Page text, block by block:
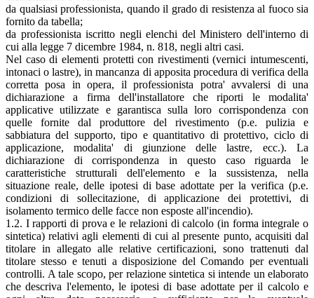
da qualsiasi professionista, quando il grado di resistenza al fuoco sia
fornito da tabella;
da professionista iscritto negli elenchi del Ministero dell'interno di
cui alla legge 7 dicembre 1984, n. 818, negli altri casi.
Nel caso di elementi protetti con rivestimenti (vernici intumescenti,
intonaci o lastre), in mancanza di apposita procedura di verifica della
corretta posa in opera, il professionista potra' avvalersi di una
dichiarazione a firma dell'installatore che riporti le modalita'
applicative utilizzate e garantisca sulla loro corrispondenza con
quelle fornite dal produttore del rivestimento (p.e. pulizia e
sabbiatura del supporto, tipo e quantitativo di protettivo, ciclo di
applicazione, modalita' di giunzione delle lastre, ecc.). La
dichiarazione di corrispondenza in questo caso riguarda le
caratteristiche strutturali dell'elemento e la sussistenza, nella
situazione reale, delle ipotesi di base adottate per la verifica (p.e.
condizioni di sollecitazione, di applicazione dei protettivi, di
isolamento termico delle facce non esposte all'incendio).
1.2. I rapporti di prova e le relazioni di calcolo (in forma integrale o
sintetica) relativi agli elementi di cui al presente punto, acquisiti dal
titolare in allegato alle relative certificazioni, sono trattenuti dal
titolare stesso e tenuti a disposizione del Comando per eventuali
controlli. A tale scopo, per relazione sintetica si intende un elaborato
che descriva l'elemento, le ipotesi di base adottate per il calcolo e